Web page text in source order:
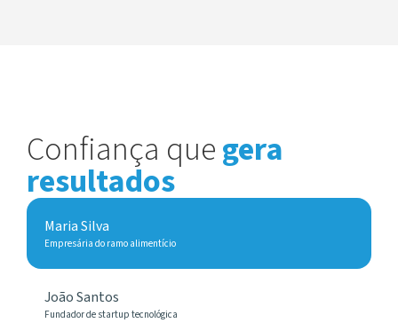
Confiança quegera
resultados
Maria Silva
Empresária do ramo alimentício
João Santos
Fundador de startup tecnológica